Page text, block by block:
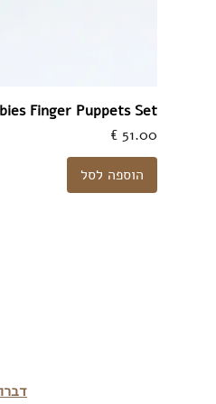
Finger Puppets Set
מחיר
הוספה לסל